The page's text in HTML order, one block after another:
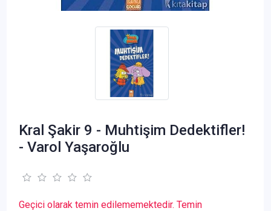
Kral Şakir 9 - Muhtişim Dedektifler!
- Varol Yaşaroğlu
Geçici olarak temin edilememektedir. Temin